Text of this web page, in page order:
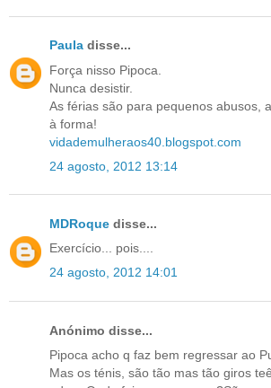
Paula disse...
Força nisso Pipoca.
Nunca desistir.
As férias são para pequenos abusos,
à forma!
vidademulheraos40.blogspot.com
24 agosto, 2012 13:14
MDRoque disse...
Exercício... pois....
24 agosto, 2012 14:01
Anónimo disse...
Pipoca acho q faz bem regressar ao
Mas os ténis, são tão mas tão giros